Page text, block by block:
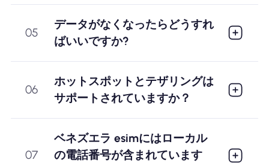
05
データがなくなったらどうすれ
ばいいですか?
06
ホットスポットとテザリングは
サポートされていますか？
07
ベネズエラ esimにはローカル
の電話番号が含まれています